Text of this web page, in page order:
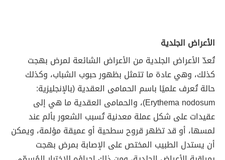
الأعراض الجلدية
تُعدّ الأعراض الجلدية من الأعراض الشائعة لمرض بهجت
كذلك، وهي عادة ما تتمثل بظهور حبوب الشباب، وكذلك
حالة تُعرف علميًا باسم الحمامى العقدية (بالإنجليزية:
Erythema nodosum)، والحمامى العقدية ما هي إلى
عقيدات على شكل عملة معدنية تُسبب الشعور بألم عند
لمسها، أو قد تظهر قروح سطحية أو عميقة مؤلمة، ويمكن
أن يستدل الطبيب المختص على الإصابة بمرض بهجت